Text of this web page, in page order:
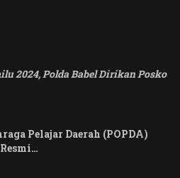
2024, Polda Babel Dirikan Posko
Pelajar Daerah (POPDA)